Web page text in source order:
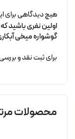
هیچ دیدگاهی
اولین نفری باشید
گوشواره میخی
برای ثبت نقد و بررسی
محصولات